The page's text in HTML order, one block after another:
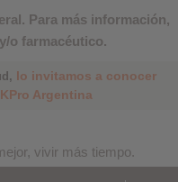
Para más información,
o farmacéutico.
lo invitamos a conocer
Argentina
vivir más tiempo.